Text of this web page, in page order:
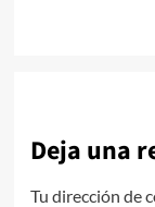
Deja una
Tu dirección de